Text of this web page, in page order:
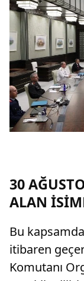
30
ALAN
Bu
itibaren
Komutanı